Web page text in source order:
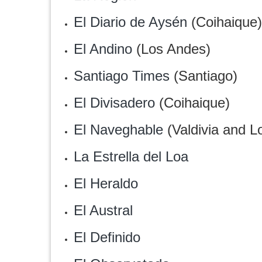
El Diario de Aysén (Coihaique)
El Andino (Los Andes)
Santiago Times (Santiago)
El Divisadero (Coihaique)
El Naveghable (Valdivia and
La Estrella del Loa
El Heraldo
El Austral
El Definido